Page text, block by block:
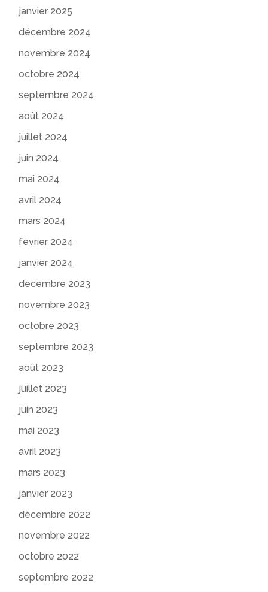
janvier 2025
décembre 2024
novembre 2024
octobre 2024
septembre 2024
août 2024
juillet 2024
juin 2024
mai 2024
avril 2024
mars 2024
février 2024
janvier 2024
décembre 2023
novembre 2023
octobre 2023
septembre 2023
août 2023
juillet 2023
juin 2023
mai 2023
avril 2023
mars 2023
janvier 2023
décembre 2022
novembre 2022
octobre 2022
septembre 2022